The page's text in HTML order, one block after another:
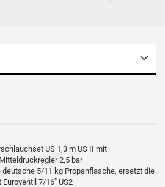
US 1,3 m US II mit
2,5 bar
5/11 kg Propanflasche, ersetzt die
7/16" US2